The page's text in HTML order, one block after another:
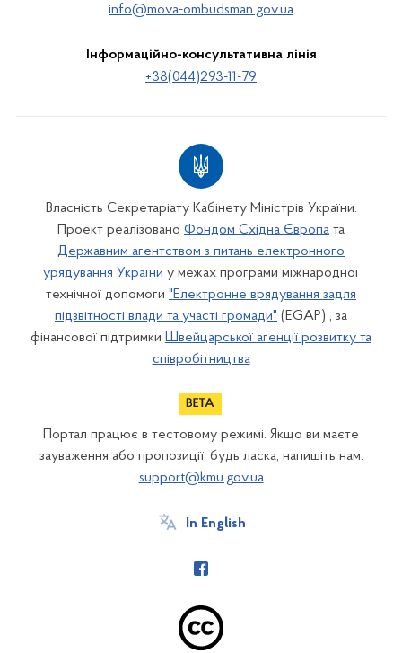
info@mova-ombudsman.gov.ua
Інформаційно-консультативна лінія
+38(044)293-11-79
Власність Секретаріату Кабінету Міністрів України.
Проект реалізовано Фондом Східна Європа та
Державним агентством з питань електронного
урядування України у межах програми міжнародної
технічної допомоги "Електронне врядування задля
підзвітності влади та участі громади" (EGAP) , за
фінансової підтримки Швейцарської агенції розвитку та
співробітництва
Портал працює в тестовому режимі. Якщо ви маєте
зауваження або пропозиції, будь ласка, напишіть нам:
support@kmu.gov.ua
In English